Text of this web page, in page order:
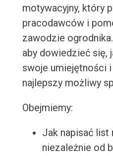
motywacyjny, który
pracodawców i
zawodzie
aby dowiedzieć się,
swoje umiejętności
najlepszy możliwy
Obejmiemy:
Jak napisać list
niezależnie od